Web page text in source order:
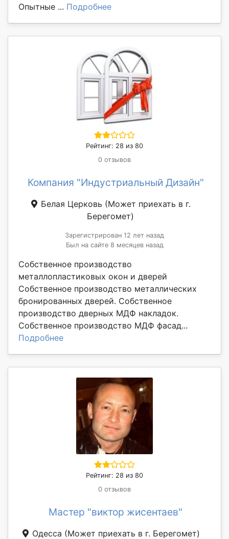
Опытные ... Подробнее
Рейтинг: 28 из 80
0 отзывов
Компания "Индустриальный Дизайн"
Белая Церковь (Может приехать в г.
Берегомет)
Зарегистрирован 12 лет назад
Был на сайте 8 месяцев назад
Собственное производство
металлопластиковых окон и дверей
Собственное производство металлических
бронированных дверей. Собственное
производство дверных МДФ накладок.
Собственное производство МДФ фасад...
Подробнее
Рейтинг: 28 из 80
0 отзывов
Мастер "виктор жисентаев"
Одесса (Может приехать в г. Берегомет)